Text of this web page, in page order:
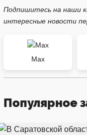
Подпишитесь на наши
интересные новости
Max
Популярное